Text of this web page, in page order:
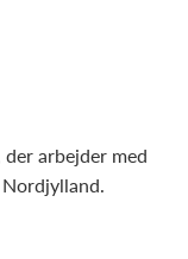
arbejder med